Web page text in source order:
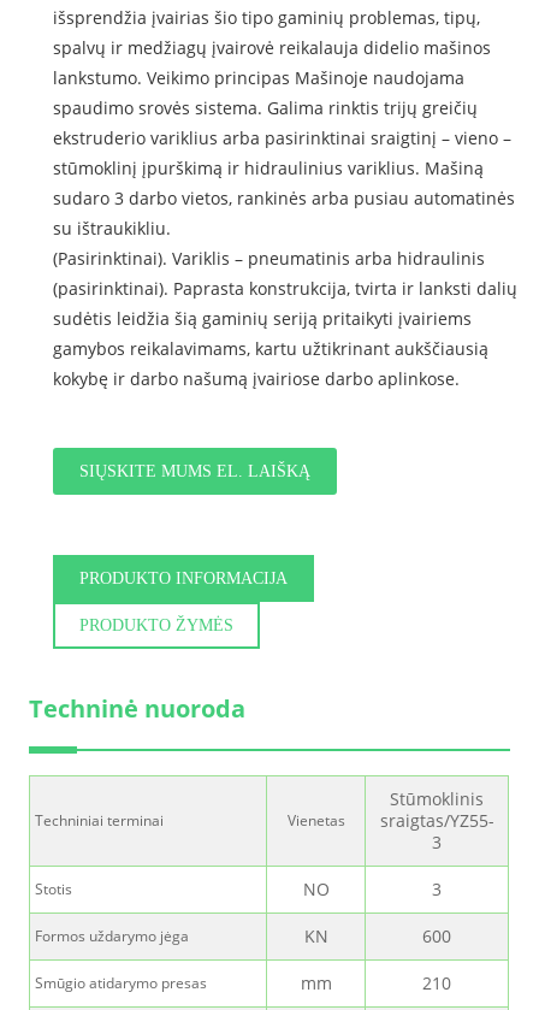
išsprendžia įvairias šio tipo gaminių problemas, tipų,
spalvų ir medžiagų įvairovė reikalauja didelio mašinos
lankstumo. Veikimo principas Mašinoje naudojama
spaudimo srovės sistema. Galima rinktis trijų greičių
ekstruderio variklius arba pasirinktinai sraigtinį – vieno –
stūmoklinį įpurškimą ir hidraulinius variklius. Mašiną
sudaro 3 darbo vietos, rankinės arba pusiau automatinės
su ištraukikliu.
(Pasirinktinai). Variklis – pneumatinis arba hidraulinis
(pasirinktinai). Paprasta konstrukcija, tvirta ir lanksti dalių
sudėtis leidžia šią gaminių seriją pritaikyti įvairiems
gamybos reikalavimams, kartu užtikrinant aukščiausią
kokybę ir darbo našumą įvairiose darbo aplinkose.
SIŲSKITE MUMS EL. LAIŠKĄ
PRODUKTO INFORMACIJA
PRODUKTO ŽYMĖS
Techninė nuoroda
Techniniai terminai Vienetas
Stūmoklinis
sraigtas/YZ55-
3
Stotis NO 3
Formos uždarymo jėga KN 600
Smūgio atidarymo presas mm 210